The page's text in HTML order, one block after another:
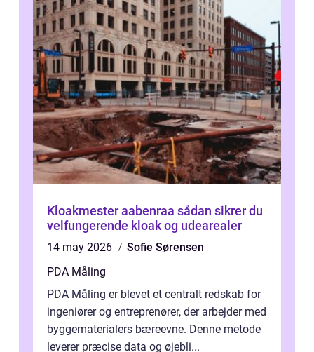
Kloakmester aabenraa sådan sikrer du
velfungerende kloak og udearealer
14 may 2026
Sofie Sørensen
PDA Måling
PDA Måling er blevet et centralt redskab for
ingeniører og entreprenører, der arbejder med
byggematerialers bæreevne. Denne metode
leverer præcise data og øjebli...